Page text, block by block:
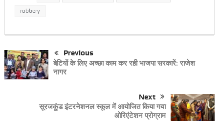
robbery
Previous
बेटियों के लिए अच्छा काम कर रही भाजपा सरकारें: राजेश
नागर
Next
सूरजकुंड इंटरनेशनल स्कूल में आयोजित किया गया
ओरिएंटेशन प्रोग्राम